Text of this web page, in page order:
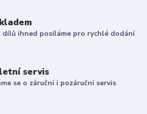
dílů ihned posíláme pro rychlé dodání
servis
se o záruční i pozáruční servis